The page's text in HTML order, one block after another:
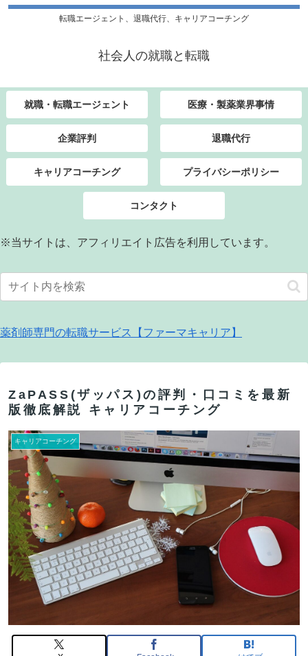
転職エージェント、退職代行、キャリアコーチング
社会人の就職と転職
就職・転職エージェント 医療・製薬業界事情
企業評判 退職代行
キャリアコーチング プライバシーポリシー
コンタクト
※当サイトは、アフィリエイト広告を利用しています。
薬剤師専門の転職サービス【ファーマキャリア】
ZaPASS(ザッパス)の評判・口コミを最新
版徹底解説 キャリアコーチング
キャリアコーチング